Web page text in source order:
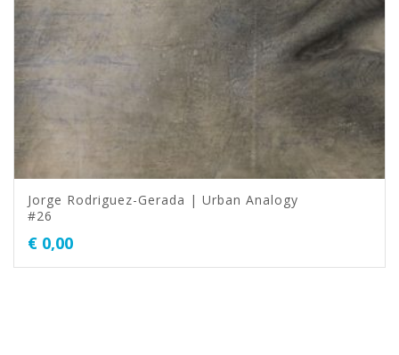
Jorge Rodriguez-Gerada | Urban Analogy
#26
€ 0,00